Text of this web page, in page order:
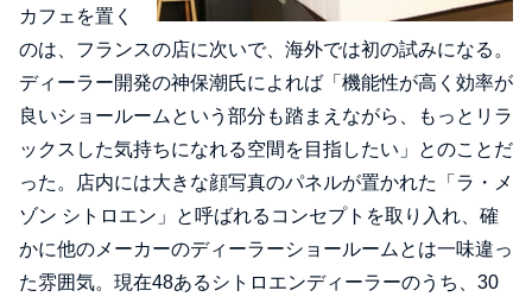
カフェを置く
のは、フランスの店に次いで、海外では初の試みになる。
ディーラー開発の神保潮氏によれば「機能性が高く効率が
良いショールームという部分も踏まえながら、もっとリラ
ックスした気持ちになれる空間を目指したい」とのことだ
った。店内には大きな顔写真のパネルが置かれた「ラ・メ
ゾン シトロエン」と呼ばれるコンセプトを取り入れ、確
かに他のメーカーのディーラーショールームとは一味違っ
た雰囲気。現在48あるシトロエンディーラーのうち、30